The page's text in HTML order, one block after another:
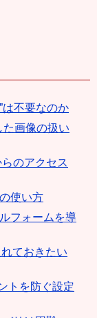
は不要なのか
た画像の扱い
のアクセス
使い方
フォームを導
ておきたい
トを防ぐ設定